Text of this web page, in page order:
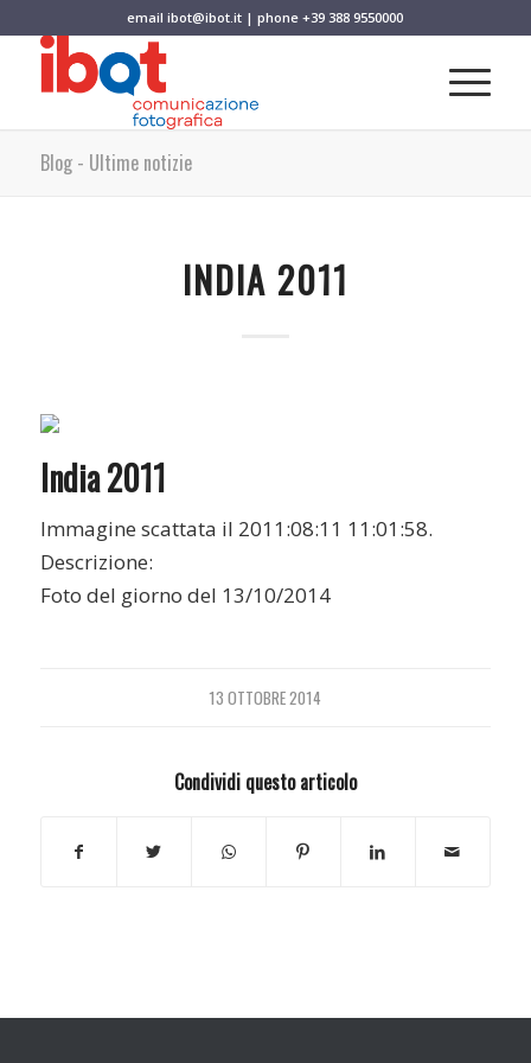
emailibot@ibot.it | phone+39 388 9550000
Blog - Ultime notizie
INDIA 2011
India 2011
Immagine scattata il 2011:08:11 11:01:58.
Descrizione:
Foto del giorno del 13/10/2014
13 OTTOBRE 2014
Condividi questo articolo